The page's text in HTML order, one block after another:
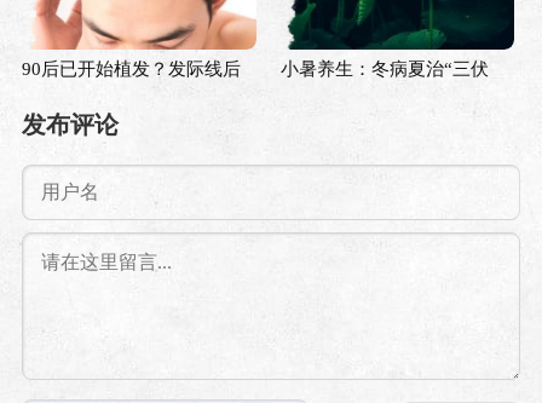
90后已开始植发？发际线后
小暑养生：冬病夏治“三伏
发布评论